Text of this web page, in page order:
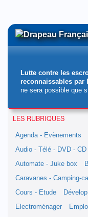
Lutte contre les
reconnaissables par
ne sera possible que
LES RUBRIQUES
Agenda - Evènements
Audio - Télé - DVD - CD
Automate - Juke box
Caravanes - Camping-
Cours - Etude
Electroménager